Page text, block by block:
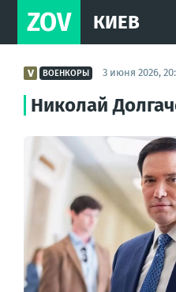
ZOV КИЕВ
ВОЕНКОРЫ 3 июня 2026,
Николай